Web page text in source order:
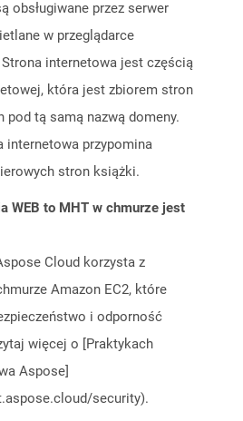
obsługiwane przez serwer
w przeglądarce
internetowa jest częścią
która jest zbiorem stron
pod tą samą nazwą domeny.
internetowa przypomina
stron książki.
WEB to MHT w chmurze jest
Cloud korzysta z
Amazon EC2, które
i odporność
więcej o [Praktykach
Aspose]
security).